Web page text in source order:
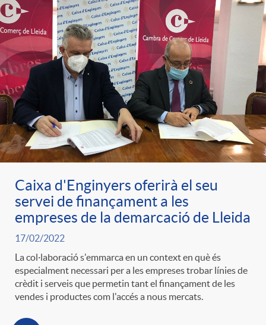
Caixa d'Enginyers oferirà el seu
servei de finançament a les
empreses de la demarcació de Lleida
17/02/2022
La col·laboració s'emmarca en un context en què és
especialment necessari per a les empreses trobar línies de
crèdit i serveis que permetin tant el finançament de les
vendes i productes com l'accés a nous mercats.